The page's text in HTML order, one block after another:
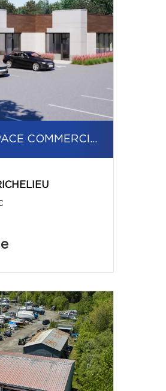
LOCATION D'ESPACE COMMERCIAL/BUREAU